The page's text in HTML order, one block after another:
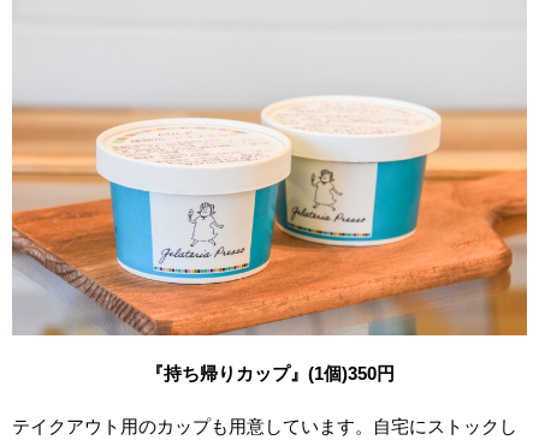
『持ち帰りカップ』(1個)350円
テイクアウト用のカップも用意しています。自宅にストックし